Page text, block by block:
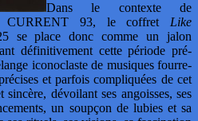
Dans le contexte de
CURRENT 93, le coffret Like
se place donc comme un jalon
définitivement cette période pré-
iconoclaste de musiques fourre-
et parfois compliquées de cet
dévoilant ses angoisses, ses
un soupçon de lubies et sa